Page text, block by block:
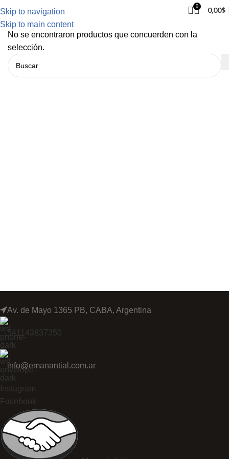
Skip to navigation
Skip to main content
0 0,00$
No se encontraron productos que concuerden con la
selección.
Av. de Mayo 1365 PB, CABA, Argentina
541143837350
info@emanantial.com.ar
Instagram
Facebook